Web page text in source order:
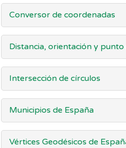
Conversor de coordenadas
Distancia, orientación y punto
Intersección de círculos
Municipios de España
Vértices Geodésicos de